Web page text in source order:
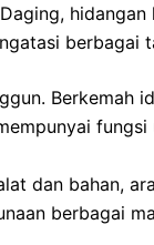
berbagai
Berkemah
dan bahan,
berbagai